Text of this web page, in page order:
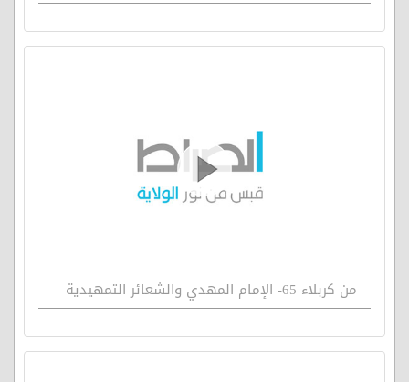
من كربلاء 65- الإمام المهدي والشعائر التمهيدية